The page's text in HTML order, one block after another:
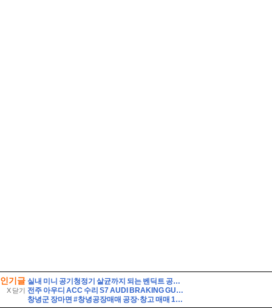
인기글
X 닫기
실내 미니 공기청정기 살균까지 되는 벤딕트 공기청정기 FINCH
전주 아우디 ACC 수리 S7 AUDI BRAKING GUARD 사용불가 경고등 BGA리워크로 해결
창녕군 장마면 #창녕공장매매 공장·창고 매매 100000//만원